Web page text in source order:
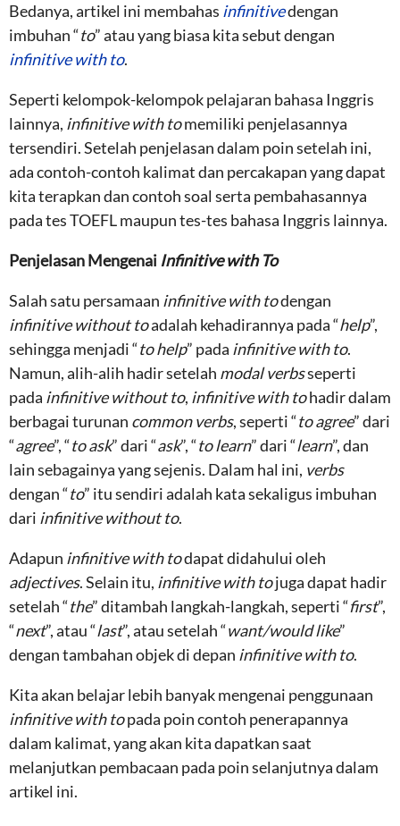
Bedanya, artikel ini membahas infinitivedengan
imbuhan “to” atau yang biasa kita sebut dengan
infinitive with to.
Seperti kelompok-kelompok pelajaran bahasa Inggris
lainnya, infinitive with tomemiliki penjelasannya
tersendiri. Setelah penjelasan dalam poin setelah ini,
ada contoh-contoh kalimat dan percakapan yang dapat
kita terapkan dan contoh soal serta pembahasannya
pada tes TOEFL maupun tes-tes bahasa Inggris lainnya.
Penjelasan Mengenai Infinitive with To
Salah satu persamaan infinitive with todengan
infinitive without toadalah kehadirannya pada “help”,
sehingga menjadi “to help” pada infinitive with to.
Namun, alih-alih hadir setelah modal verbsseperti
pada infinitive without to, infinitive with tohadir dalam
berbagai turunan common verbs, seperti “to agree” dari
“agree”, “to ask” dari “ask”, “to learn” dari “learn”, dan
lain sebagainya yang sejenis. Dalam hal ini, verbs
dengan “to” itu sendiri adalah kata sekaligus imbuhan
dari infinitive without to.
Adapun infinitive with todapat didahului oleh
adjectives. Selain itu, infinitive with tojuga dapat hadir
setelah “the” ditambah langkah-langkah, seperti “first”,
“next”, atau “last”, atau setelah “want/would like”
dengan tambahan objek di depan infinitive with to.
Kita akan belajar lebih banyak mengenai penggunaan
infinitive with topada poin contoh penerapannya
dalam kalimat, yang akan kita dapatkan saat
melanjutkan pembacaan pada poin selanjutnya dalam
artikel ini.